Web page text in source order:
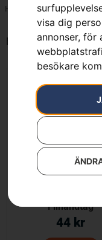
visa dig
annonser, för
besökare
Hem 7391883142264
Endast ett sökresultat
Filhandtag
44 kr